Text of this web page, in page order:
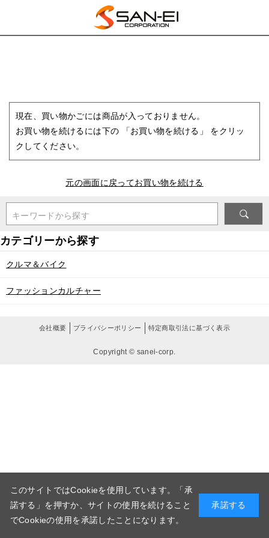
現在、買い物かごには商品が入っておりません。
お買い物を続けるには下の 「お買い物を続ける」 をクリッ
クしてください。
元の画面に戻ってお買い物を続ける
キーワードから探す
クルマ＆バイク
ファッションカルチャー
会社概要 プライバシーポリシー 特定商取引法に基づく表示
Copyright © sanei-corp.
このサイトではCookieを使用しています。「承
諾する」を押すか、サイトの使用を続けること
でCookieの使用を承諾したことになります。
承諾する